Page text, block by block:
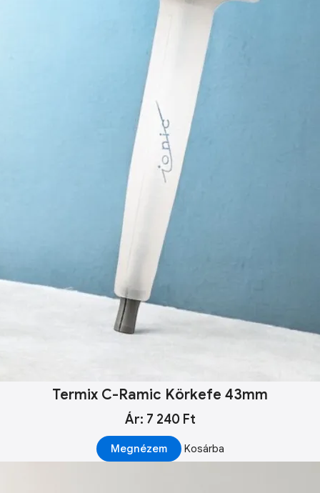
Termix C-Ramic Körkefe 43mm
Ár: 7 240 Ft
Megnézem Kosárba